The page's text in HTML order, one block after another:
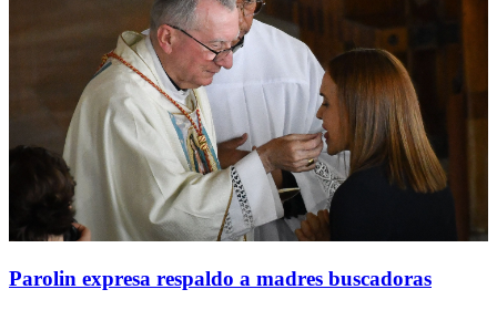
Parolin expresa respaldo a madres buscadoras